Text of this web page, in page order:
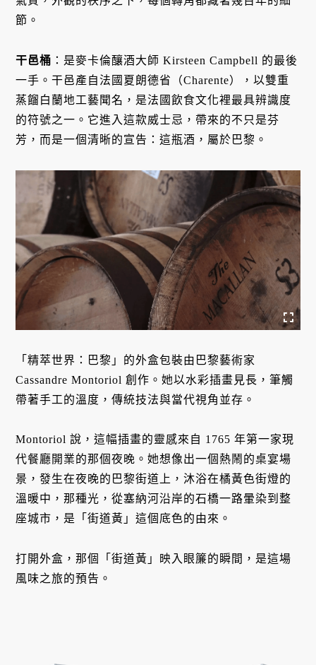
節。
干邑桶 ：是麥卡倫釀酒大師 Kirsteen Campbell 的最後
一手。干邑產自法國夏朗德省（Charente），以雙重
蒸餾白蘭地工藝聞名，是法國飲食文化裡最具辨識度
的符號之一。它進入這款威士忌，帶來的不只是芬
芳，而是一個清晰的宣告：這瓶酒，屬於巴黎。
「精萃世界：巴黎」的外盒包裝由巴黎藝術家
Cassandre Montoriol 創作。她以水彩插畫見長，筆觸
帶著手工的溫度，傳統技法與當代視角並存。
Montoriol 說，這幅插畫的靈感來自 1765 年第一家現
代餐廳開業的那個夜晚。她想像出一個熱鬧的桌宴場
景，發生在夜晚的巴黎街道上，沐浴在橘黃色街燈的
溫暖中，那種光，從塞納河沿岸的石橋一路暈染到整
座城市，是「街道黃」這個底色的由來。
打開外盒，那個「街道黃」映入眼簾的瞬間，是這場
風味之旅的預告。